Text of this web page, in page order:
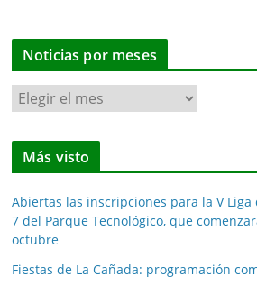
Noticias por meses
N
o
t
i
a
p
Más visto
Abiertas las inscripciones para la V Liga
7 del Parque Tecnológico, que
octubre
Fiestas de La Cañada: programación